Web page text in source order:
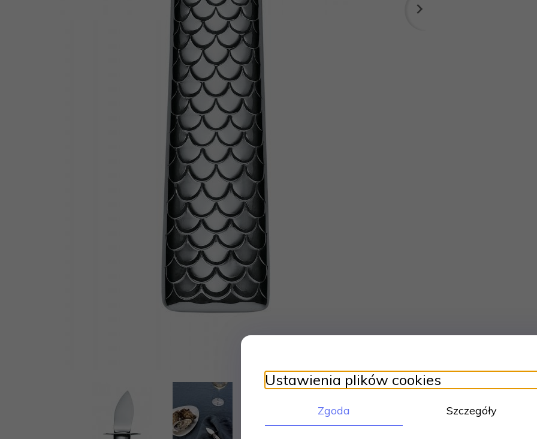
Ustawienia plików cookies
Zgoda Szczegóły